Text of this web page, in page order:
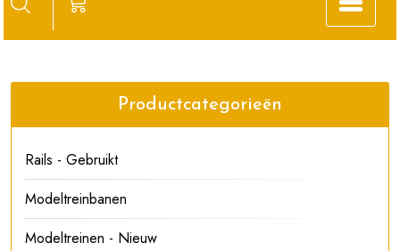
Productcategorieën
Rails - Gebruikt
Modeltreinbanen
Modeltreinen - Nieuw